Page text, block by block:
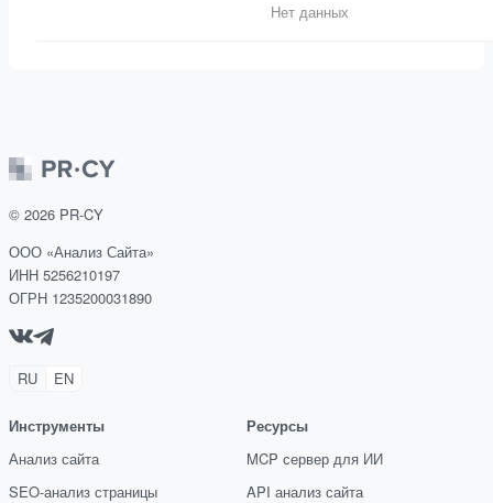
Нет данных
© 2026 PR-CY
ООО «Анализ Сайта»
ИНН 5256210197
ОГРН 1235200031890
RU EN
Инструменты
Анализ сайта
SEO-анализ страницы
Ресурсы
MCP сервер для ИИ
API анализ сайта